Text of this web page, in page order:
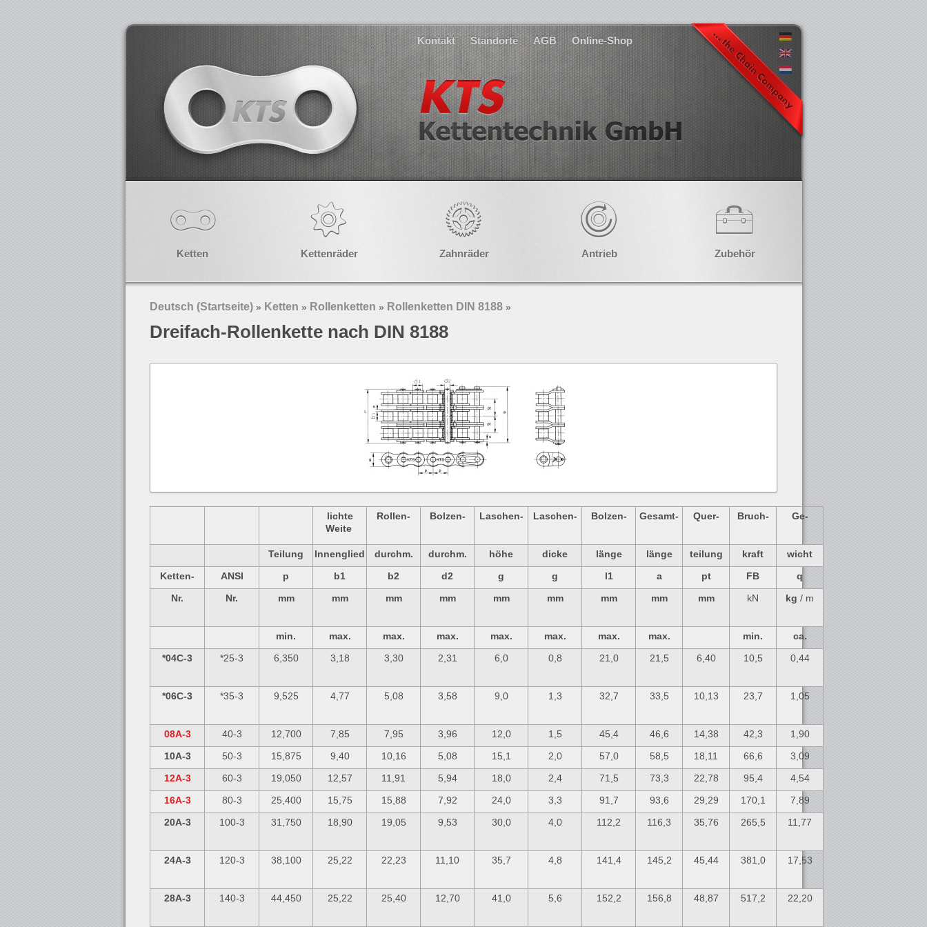
Kontakt Standorte AGB Online-Shop
Ketten Kettenräder Zahnräder Antrieb Zubehör
Deutsch (Startseite) » Ketten » Rollenketten » Rollenketten DIN 8188 »
Dreifach-Rollenkette nach DIN 8188
lichte
Weite
Rollen- Bolzen- Laschen- Laschen- Bolzen- Gesamt- Quer- Bruch- Ge-
Teilung Innenglied durchm. durchm. höhe dicke länge länge teilung kraft
wicht
Ketten-
ANSI p b1 b2 d2 g g l1 a pt FB
q
Nr.
Nr. mm mm mm mm mm mm mm mm mm kN kg / m
min. max. max. max. max. max. max. max. min.
ca.
*04C-3
*25-3 6,350 3,18 3,30 2,31 6,0 0,8 21,0 21,5 6,40 10,5 0,44
*06C-3 *35-3 9,525 4,77 5,08 3,58 9,0 1,3 32,7 33,5 10,13 23,7 1,05
08A-3 40-3 12,700 7,85 7,95 3,96 12,0 1,5 45,4 46,6 14,38 42,3
1,90
10A-3
50-3 15,875 9,40 10,16 5,08 15,1 2,0 57,0 58,5 18,11 66,6
3,09
12A-3
60-3 19,050 12,57 11,91 5,94 18,0 2,4 71,5 73,3 22,78 95,4
4,54
16A-3
80-3 25,400 15,75 15,88 7,92 24,0 3,3 91,7 93,6 29,29 170,1
7,89
20A-3
100-3 31,750 18,90 19,05 9,53 30,0 4,0 112,2 116,3 35,76 265,5 11,77
24A-3 120-3 38,100 25,22 22,23 11,10 35,7 4,8 141,4 145,2 45,44 381,0 17,53
28A-3 140-3 44,450 25,22 25,40 12,70 41,0 5,6 152,2 156,8 48,87 517,2 22,20